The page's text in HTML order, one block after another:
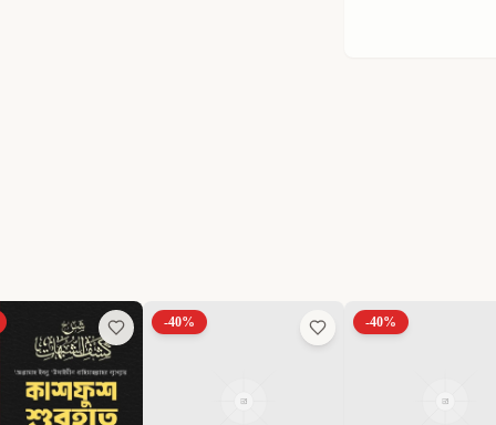
-40% -40%